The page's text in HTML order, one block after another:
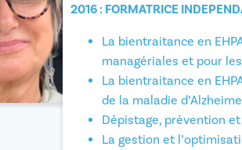
2016 : FORMATRICE
La bientraitance en
managériales et pour
La bientraitance en
de la maladie
Dépistage, prévention
La gestion et